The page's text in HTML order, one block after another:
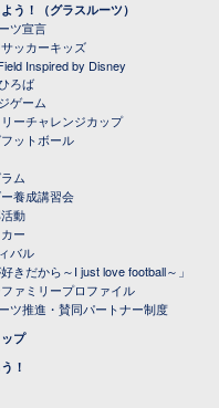
う！（グラスルーツ）
ツ宣言
ッカーキッズ
Inspired by Disney
ろば
ゲーム
ーチャレンジカップ
ットボール
ム
養成講習会
動
ー
バル
きだから～I just love football～」
ァミリープロファイル
ツ推進・賛同パートナー制度
プ
！